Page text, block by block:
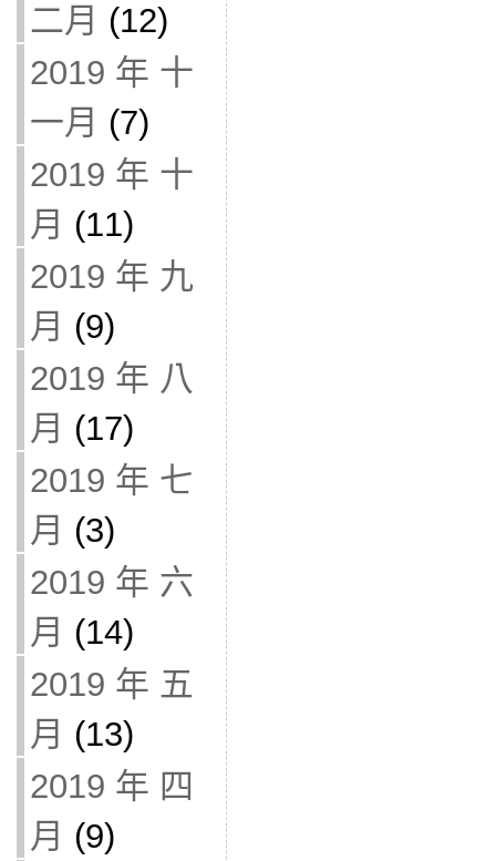
二月 (12)
2019 年 十
一月 (7)
2019 年 十
月 (11)
2019 年 九
月 (9)
2019 年 八
月 (17)
2019 年 七
月 (3)
2019 年 六
月 (14)
2019 年 五
月 (13)
2019 年 四
月 (9)